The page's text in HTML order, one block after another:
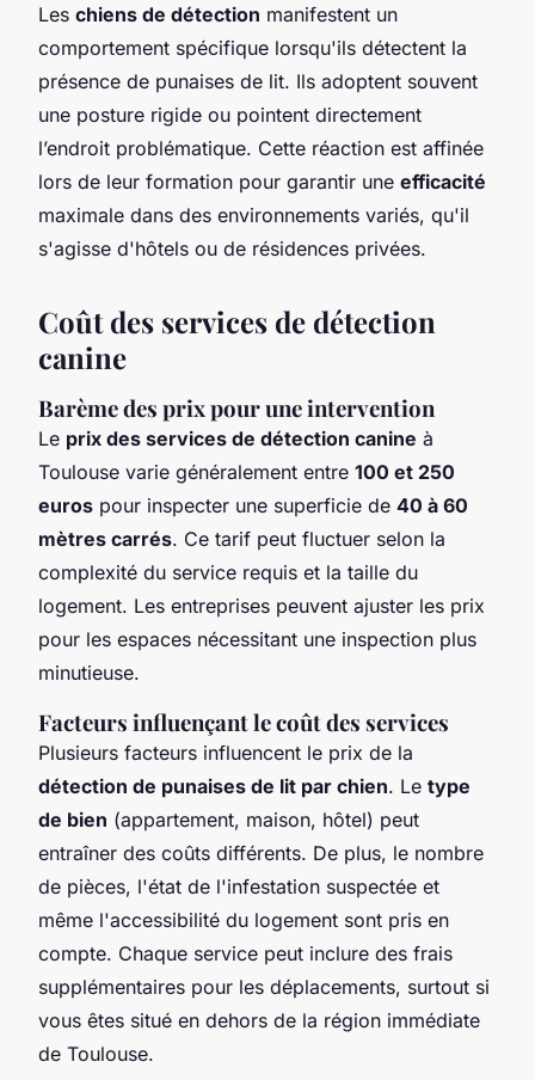
Les chiens de détection manifestent un
comportement spécifique lorsqu'ils détectent la
présence de punaises de lit. Ils adoptent souvent
une posture rigide ou pointent directement
l’endroit problématique. Cette réaction est affinée
lors de leur formation pour garantir une efficacité
maximale dans des environnements variés, qu'il
s'agisse d'hôtels ou de résidences privées.
Coût des services de détection
canine
Barème des prix pour une intervention
Le prix des services de détection canine à
Toulouse varie généralement entre 100 et 250
euros pour inspecter une superficie de 40 à 60
mètres carrés. Ce tarif peut fluctuer selon la
complexité du service requis et la taille du
logement. Les entreprises peuvent ajuster les prix
pour les espaces nécessitant une inspection plus
minutieuse.
Facteurs influençant le coût des services
Plusieurs facteurs influencent le prix de la
détection de punaises de lit par chien. Le type
de bien (appartement, maison, hôtel) peut
entraîner des coûts différents. De plus, le nombre
de pièces, l'état de l'infestation suspectée et
même l'accessibilité du logement sont pris en
compte. Chaque service peut inclure des frais
supplémentaires pour les déplacements, surtout si
vous êtes situé en dehors de la région immédiate
de Toulouse.